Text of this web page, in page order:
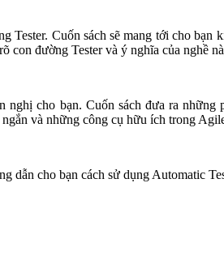
Cuốn sách sẽ mang tới cho bạn
con đường Tester và ý nghĩa của nghề
cho bạn. Cuốn sách đưa ra
và những công cụ hữu ích trong
dẫn cho bạn cách sử dụng Automatic